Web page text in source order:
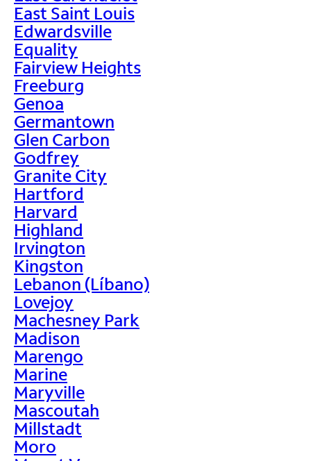
East Saint Louis
Edwardsville
Equality
Fairview Heights
Freeburg
Genoa
Germantown
Glen Carbon
Godfrey
Granite City
Hartford
Harvard
Highland
Irvington
Kingston
Lebanon (Líbano)
Lovejoy
Machesney Park
Madison
Marengo
Marine
Maryville
Mascoutah
Millstadt
Moro